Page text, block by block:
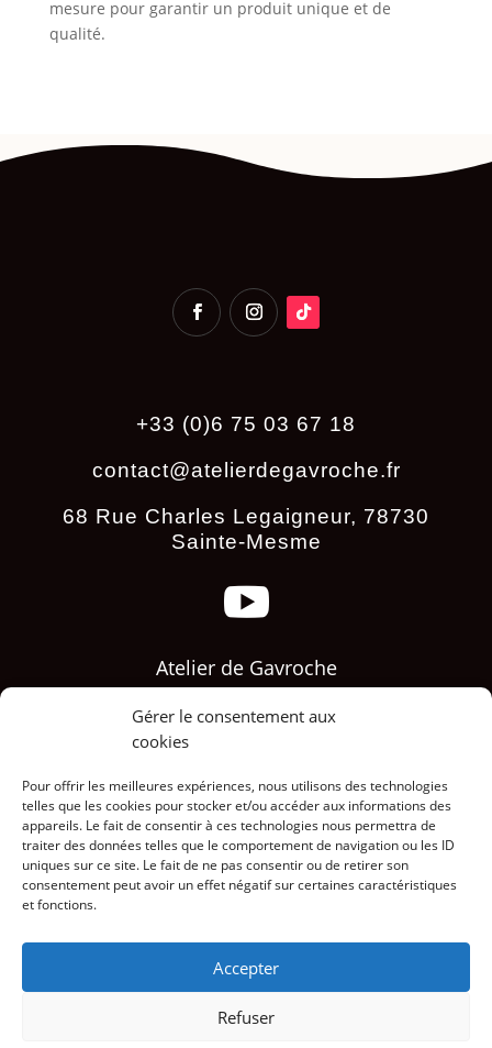
Gérer le consentement aux
cookies
Pour offrir les meilleures expériences, nous utilisons des technologies
telles que les cookies pour stocker et/ou accéder aux informations des
appareils. Le fait de consentir à ces technologies nous permettra de
traiter des données telles que le comportement de navigation ou les ID
uniques sur ce site. Le fait de ne pas consentir ou de retirer son
consentement peut avoir un effet négatif sur certaines caractéristiques
et fonctions.
Accepter
Refuser
mesure pour garantir un produit unique et de
qualité.
+33 (0)6 75 03 67 18
contact@atelierdegavroche.fr
68 Rue Charles Legaigneur, 78730
Sainte-Mesme

Atelier de Gavroche
Lulu la sape
Contact